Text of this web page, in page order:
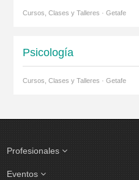
Cursos, Clases y Talleres · Getafe
Psicología
Cursos, Clases y Talleres · Getafe
Profesionales
Eventos